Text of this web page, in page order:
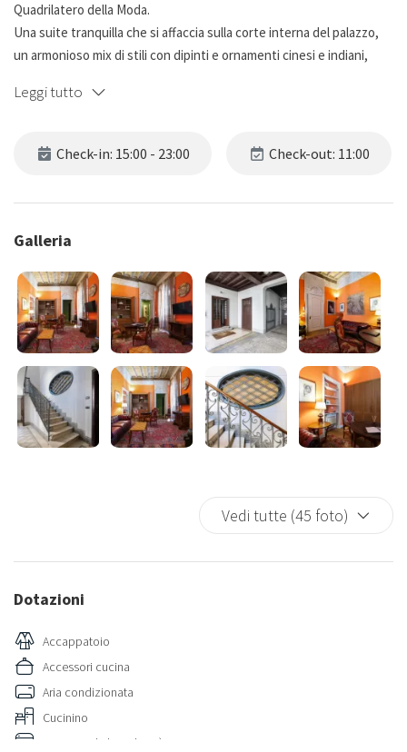
Quadrilatero della Moda.
Una suite tranquilla che si affaccia sulla corte interna del palazzo,
un armonioso mix di stili con dipinti e ornamenti cinesi e indiani,
richiamare luoghi esotici. L'appartamento è composto da un ampio
mobili di lusso. Riscaldamento e aria condizionata, Wi-Fi gratuito
Leggi tutto
Check-in: 15:00 - 23:00 Check-out: 11:00
Galleria
Vedi tutte (45 foto)
Dotazioni
Accappatoio
Accessori cucina
Aria condizionata
Cucinino
Internet ad alta velocità